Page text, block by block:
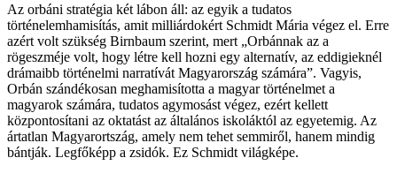
Az orbáni stratégia két lábon áll: az egyik a tudatos
történelemhamisítás, amit milliárdokért Schmidt Mária végez el. Erre
azért volt szükség Birnbaum szerint, mert „Orbánnak az a
rögeszméje volt, hogy létre kell hozni egy alternatív, az eddigieknél
drámaibb történelmi narratívát Magyarország számára”. Vagyis,
Orbán szándékosan meghamisította a magyar történelmet a
magyarok számára, tudatos agymosást végez, ezért kellett
központosítani az oktatást az általános iskoláktól az egyetemig. Az
ártatlan Magyarortszág, amely nem tehet semmiről, hanem mindig
bántják. Legfőképp a zsidók. Ez Schmidt világképe.